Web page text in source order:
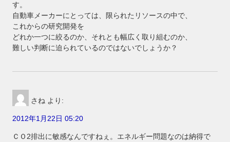
す。
自動車メーカーにとっては、限られたリソースの中で、
これからの研究開発を
どれか一つに絞るのか、それとも幅広く取り組むのか、
難しい判断に迫られているのではないでしょうか？
さね より:
2012年1月22日 05:20
ＣＯ2排出に敏感なんですねぇ。エネルギー問題なのは納得で